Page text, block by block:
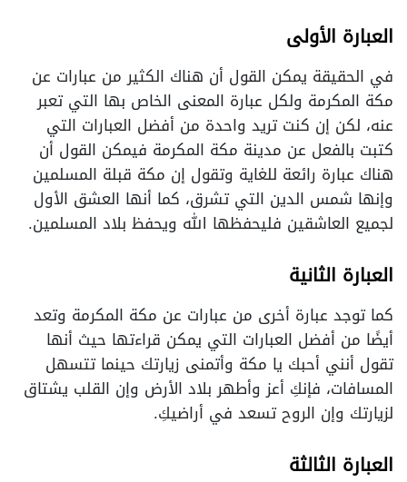
العبارة الأولى
في الحقيقة يمكن القول أن هناك الكثير من عبارات عن
مكة المكرمة ولكل عبارة المعنى الخاص بها التي تعبر
عنه، لكن إن كنت تريد واحدة من أفضل العبارات التي
كتبت بالفعل عن مدينة مكة المكرمة فيمكن القول أن
هناك عبارة رائعة للغاية وتقول إن مكة قبلة المسلمين
وإنها شمس الدين التي تشرق، كما أنها العشق الأول
لجميع العاشقين فليحفظها الله ويحفظ بلاد المسلمين.
العبارة الثانية
كما توجد عبارة أخرى من عبارات عن مكة المكرمة وتعد
أيضًا من أفضل العبارات التي يمكن قراءتها حيث أنها
تقول أنني أحبك يا مكة وأتمنى زيارتك حينما تتسهل
المسافات، فإنكِ أعز وأطهر بلاد الأرض وإن القلب يشتاق
لزيارتك وإن الروح تسعد في أراضيكِ.
العبارة الثالثة